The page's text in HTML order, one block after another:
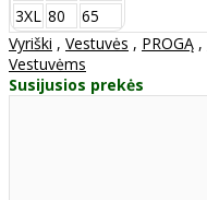
3XL 80
65
Vyriški , Vestuvės , PROGĄ ,
Vestuvėms
Susijusios prekės